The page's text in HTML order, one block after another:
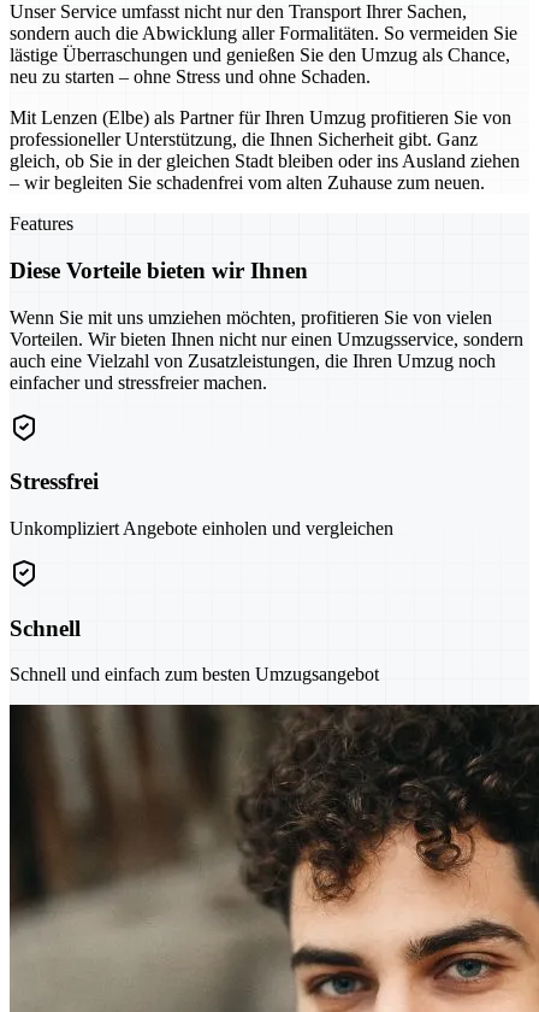
Unser Service umfasst nicht nur den Transport Ihrer Sachen,
sondern auch die Abwicklung aller Formalitäten. So vermeiden Sie
lästige Überraschungen und genießen Sie den Umzug als Chance,
neu zu starten – ohne Stress und ohne Schaden.
Mit Lenzen (Elbe) als Partner für Ihren Umzug profitieren Sie von
professioneller Unterstützung, die Ihnen Sicherheit gibt. Ganz
gleich, ob Sie in der gleichen Stadt bleiben oder ins Ausland ziehen
– wir begleiten Sie schadenfrei vom alten Zuhause zum neuen.
Features
Diese Vorteile bieten wir Ihnen
Wenn Sie mit uns umziehen möchten, profitieren Sie von vielen
Vorteilen. Wir bieten Ihnen nicht nur einen Umzugsservice, sondern
auch eine Vielzahl von Zusatzleistungen, die Ihren Umzug noch
einfacher und stressfreier machen.
Stressfrei
Unkompliziert Angebote einholen und vergleichen
Schnell
Schnell und einfach zum besten Umzugsangebot